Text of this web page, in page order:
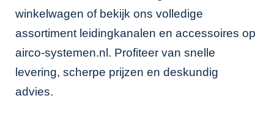
winkelwagen of bekijk ons volledige
assortiment leidingkanalen en accessoires op
airco-systemen.nl . Profiteer van snelle
levering, scherpe prijzen en deskundig
advies.